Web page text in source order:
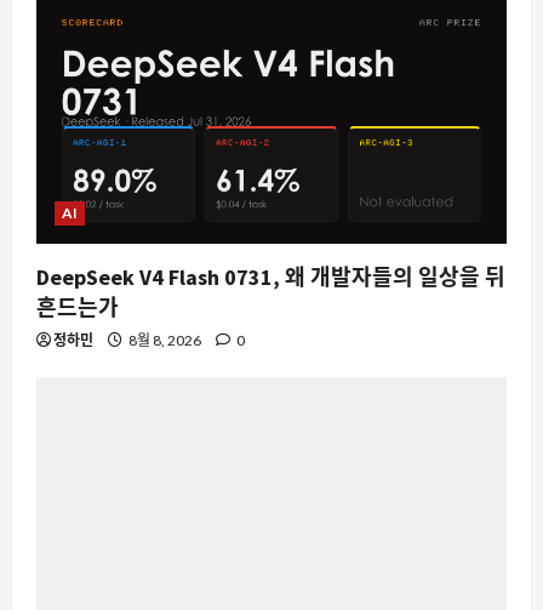
AI
DeepSeek V4 Flash 0731, 왜 개발자들의 일상을 뒤
흔드는가
정하민 8월 8, 2026 0